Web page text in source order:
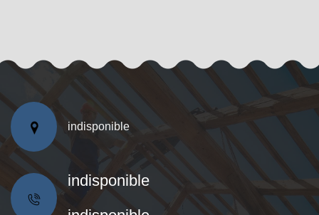
indisponible
indisponible